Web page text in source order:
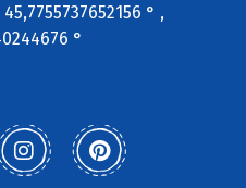
45,7755737652156 ° ,
°